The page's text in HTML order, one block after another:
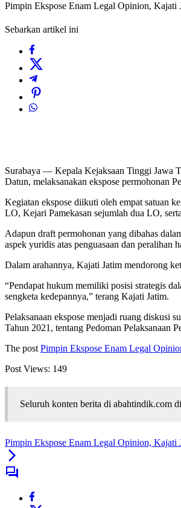
Pimpin Ekspose Enam Legal Opinion, Kajati
Sebarkan artikel ini
Surabaya — Kepala Kejaksaan Tinggi Jawa
Datun, melaksanakan ekspose permohonan
Kegiatan ekspose diikuti oleh empat satuan
LO, Kejari Pamekasan sejumlah dua LO,
Adapun draft permohonan yang dibahas
aspek yuridis atas penguasaan dan peralihan
Dalam arahannya, Kajati Jatim mendorong
“Pendapat hukum memiliki posisi strategis
sengketa kedepannya,” terang Kajati Jatim.
Pelaksanaan ekspose menjadi ruang diskusi
Tahun 2021, tentang Pedoman Pelaksanaan
The post Pimpin Ekspose Enam Legal
Post Views: 149
Seluruh konten berita di abahtindik.com
Pimpin Ekspose Enam Legal Opinion, Kajati